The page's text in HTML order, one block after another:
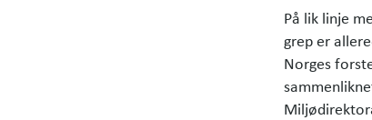
På lik linje
grep er
Norges